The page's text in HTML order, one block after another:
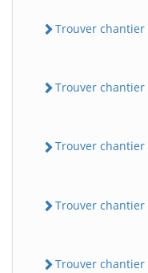
Trouver chantier
Trouver chantier
Trouver chantier
Trouver chantier
Trouver chantier